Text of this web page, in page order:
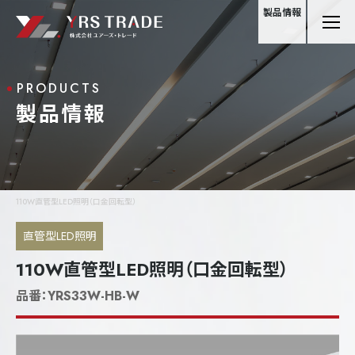
製品情報
110W直管型LED照明（口金回転型）
PRODUCTS
製品情報
直管型LED照明
110W直管型LED照明（口金回転型）
品番：YRS33W-HB-W